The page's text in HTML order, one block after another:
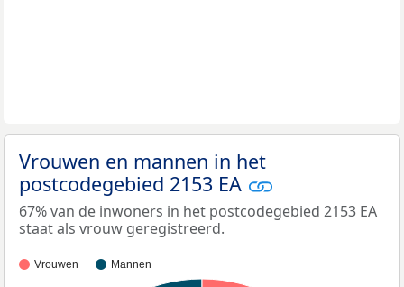
Vrouwen en mannen in het
postcodegebied 2153 EA
67% van de inwoners in het postcodegebied 2153 EA
staat als vrouw geregistreerd.
Vrouwen Mannen